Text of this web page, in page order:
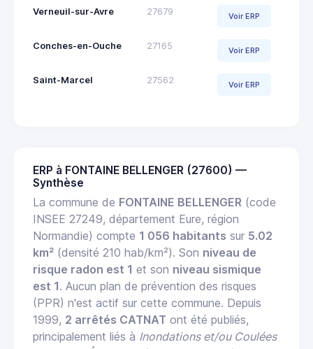
Verneuil-sur-Avre 27679 Voir ERP
Conches-en-Ouche 27165 Voir ERP
Saint-Marcel 27562 Voir ERP
ERP à FONTAINE BELLENGER (27600) —
Synthèse
La commune de FONTAINE BELLENGER (code
INSEE 27249, département Eure, région
Normandie) compte 1 056 habitants sur 5.02
km² (densité 210 hab/km²). Son niveau de
risque radon est 1 et son niveau sismique
est 1. Aucun plan de prévention des risques
(PPR) n'est actif sur cette commune. Depuis
1999, 2 arrêtés CATNAT ont été publiés,
principalement liés à Inondations et/ou Coulées